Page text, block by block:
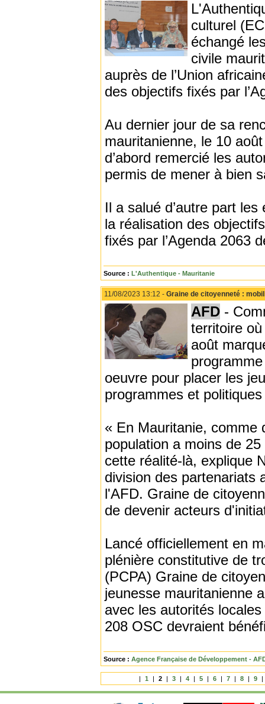
culturel
échangé
civile
auprès de l’Union
des objectifs fixés par
Au dernier jour de sa
mauritanienne, le 10
d’abord remercié les
permis de mener à bien
Il a salué d’autre part
la réalisation des
fixés par l’Agenda 2063
Source : L'Authentique - Mauritanie
11/08/2023 13:12 - Graine de citoyenneté :
AFD -
territoire
août
oeuvre pour placer les
programmes et
« En Mauritanie, comme
population a moins de
cette réalité-là, explique
division des partenariats
l'AFD. Graine de
de devenir acteurs
Lancé officiellement en
plénière constitutive de
(PCPA) Graine de
jeunesse mauritanienne
avec les autorités
208 OSC devraient
Source : Agence Française de Développement -
| 1 | 2 | 3 | 4 | 5 | 6 | 7 | 8 | 9 |